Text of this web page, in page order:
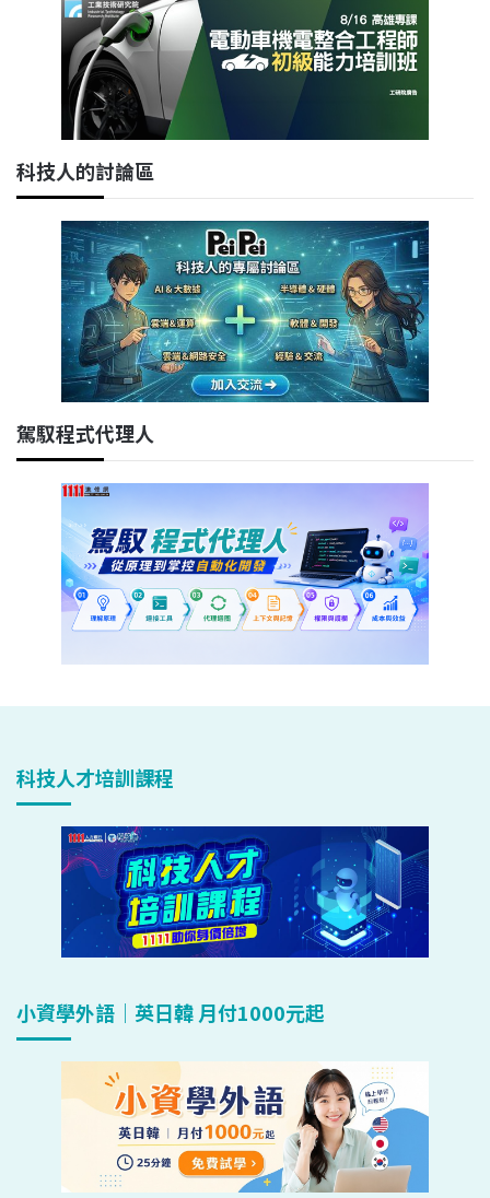
科技人的討論區
駕馭程式代理人
科技人才培訓課程
小資學外語｜英日韓 月付1000元起